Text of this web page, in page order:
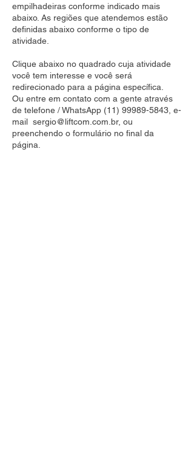
empilhadeiras conforme indicado mais
abaixo. As regiões que atendemos estão
definidas abaixo conforme o tipo de
atividade.
Clique abaixo no quadrado cuja atividade
você tem interesse e você será
redirecionado para a página específica.
Ou entre em contato com a gente através
de telefone / WhatsApp (11) 99989-5843 , e-
mail sergio@liftcom.com.br, ou
preenchendo o formulário no final da
página.